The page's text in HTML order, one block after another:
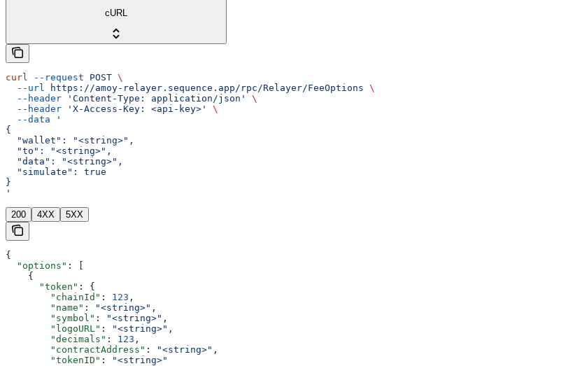
cURL
curl --request POST \
  --url
https://amoy-relayer.sequence.app/rpc/Relayer/FeeOptions \
  --header
'Content-Type: application/json'
\
  --header
'X-Access-Key: <api-key>'
\
  --data
'
{
  "wallet": "<string>",
  "to": "<string>",
  "data": "<string>",
  "simulate": true
}
'
200 4XX 5XX
{
  "options"
: [
    {
      "token"
: {
        "chainId"
: 123 ,
        "name"
: "<string>" ,
        "symbol"
: "<string>" ,
        "logoURL"
: "<string>" ,
        "decimals"
: 123 ,
        "contractAddress"
: "<string>" ,
        "tokenID"
:
"<string>"